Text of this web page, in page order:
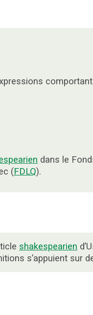
dans le
(FDLQ).
shakespearien
s’appuient sur